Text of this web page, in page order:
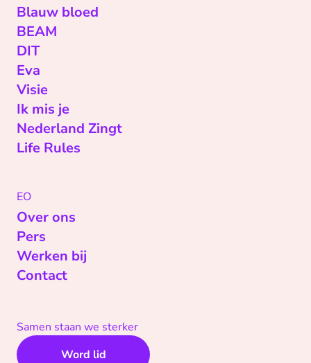
Blauw bloed
BEAM
DIT
Eva
Visie
Ik mis je
Nederland Zingt
Life Rules
EO
Over ons
Pers
Werken bij
Contact
Samen staan we sterker
Word lid